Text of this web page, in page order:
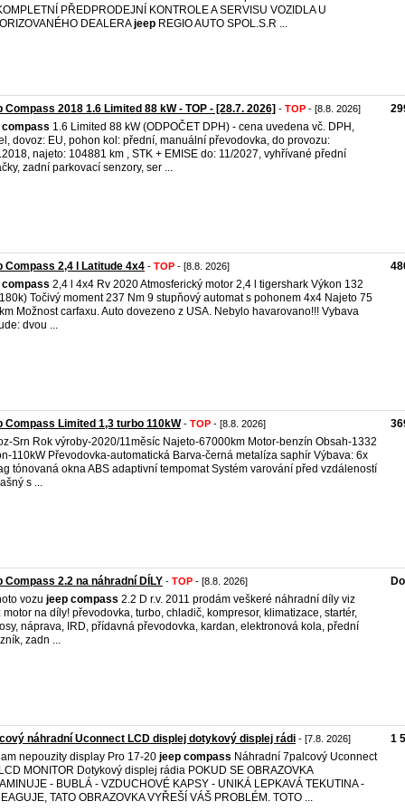
PŘEDPRODEJNÍ KONTROLE A SERVISU VOZIDLA U
DEALERAjeep REGIO AUTO SPOL.S.R ...
Compass 2018 1.6 Limited 88 kW - TOP - [28.7. 2026] - TOP - [8.8. 2026]
compass 1.6 Limited 88 kW (ODPOČET DPH) - cena uvedena vč. DPH,
dovoz: EU, pohon kol: přední, manuální převodovka, do provozu:
najeto: 104881 km , STK + EMISE do: 11/2027, vyhřívané přední
zadní parkovací senzory, ser ...
Compass 2,4 l Latitude 4x4 - TOP - [8.8. 2026]
compass 2,4 l 4x4 Rv 2020 Atmosferický motor 2,4 l tigershark Výkon 132
Točivý moment 237 Nm 9 stupňový automat s pohonem 4x4 Najeto 75
Možnost carfaxu. Auto dovezeno z USA. Nebylo havarovano!!! Vybava
dvou ...
Compass Limited 1,3 turbo 110kW- TOP - [8.8. 2026]
Srn Rok výroby-2020/11měsíc Najeto-67000km Motor-benzín Obsah-1332
110kW Převodovka-automatická Barva-černá metalíza saphír Výbava: 6x
tónovaná okna ABS adaptivní tempomat Systém varování před vzdáleností
s ...
Compass 2.2 na náhradní DÍLY - TOP - [8.8. 2026]
vozu jeep compass 2.2 D r.v. 2011 prodám veškeré náhradní díly viz
motor na díly! převodovka, turbo, chladič, kompresor, klimatizace, startér,
náprava, IRD, přídavná převodovka, kardan, elektronová kola, přední
zadn ...
náhradní Uconnect LCD displej dotykový displej rádi - [7.8. 2026]
nepouzity display Pro 17-20 jeep compass Náhradní 7palcový Uconnect
MONITOR Dotykový displej rádia POKUD SE OBRAZOVKA
- BUBLÁ - VZDUCHOVÉ KAPSY - UNIKÁ LEPKAVÁ TEKUTINA -
TATO OBRAZOVKA VYŘEŠÍ VÁŠ PROBLÉM. TOTO ...
1